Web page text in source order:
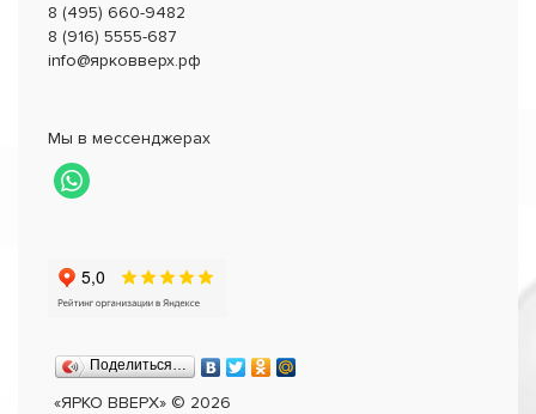
8 (495) 660-9482
8 (916) 5555-687
info@ярковверх.рф
Мы в мессенджерах
Поделиться…
«ЯРКО ВВЕРХ» © 2026